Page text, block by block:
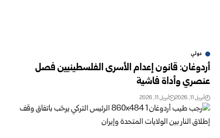
دولي
أردوغان: قانون إعدام الأسرى الفلسطينيين فصل
عنصري وأداة فاشية
أبريل 11, 2026 أبريل 11, 2026